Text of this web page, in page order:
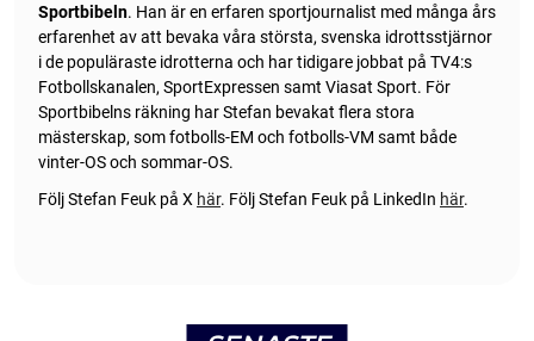
Sportbibeln. Han är en erfaren sportjournalist med många års
erfarenhet av att bevaka våra största, svenska idrottsstjärnor
i de populäraste idrotterna och har tidigare jobbat på TV4:s
Fotbollskanalen, SportExpressen samt Viasat Sport. För
Sportbibelns räkning har Stefan bevakat flera stora
mästerskap, som fotbolls-EM och fotbolls-VM samt både
vinter-OS och sommar-OS.
Följ Stefan Feuk på X här. Följ Stefan Feuk på LinkedIn här.